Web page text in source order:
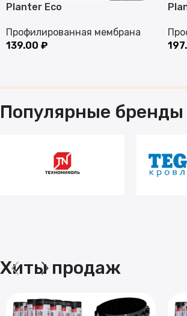
Planter Eco
Профилированная мембрана
139.00 ₽
Популярные бренды
Хиты продаж